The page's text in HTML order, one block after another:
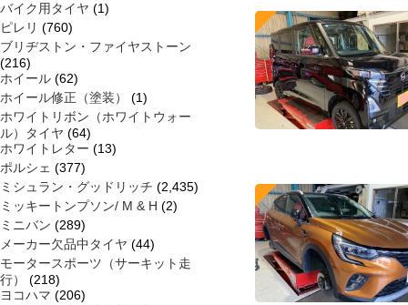
バイク用タイヤ (1)
ピレリ (760)
ブリヂストン・ファイヤストーン
(216)
ホイール (62)
ホイール修正（塗装）
(1)
ホワイトリボン（ホワイトウォー
ル）タイヤ (64)
ホワイトレター (13)
ポルシェ (377)
ミシュラン・グッドリッチ (2,435)
ミッキートンプソン/ M & H (2)
ミニバン (289)
メーカー欠品中タイヤ (44)
モータースポーツ（サーキット走
行）
(218)
ヨコハマ (206)